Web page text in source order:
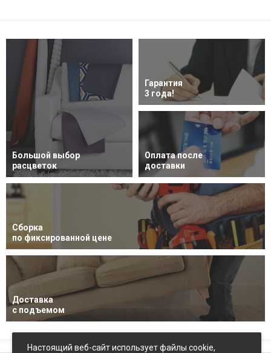
Большой выбор
расцветок
Гарантия
3 года!
Оплата после
доставки
Сборка
по фиксированной цене
Доставка
с подъемом
Настоящий веб-сайт использует файлы cookie,